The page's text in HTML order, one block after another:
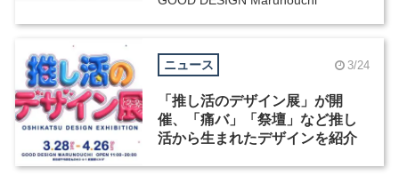
ニュース 3/24
「推し活のデザイン展」が開
催、「痛バ」「祭壇」など推し
活から生まれたデザインを紹介